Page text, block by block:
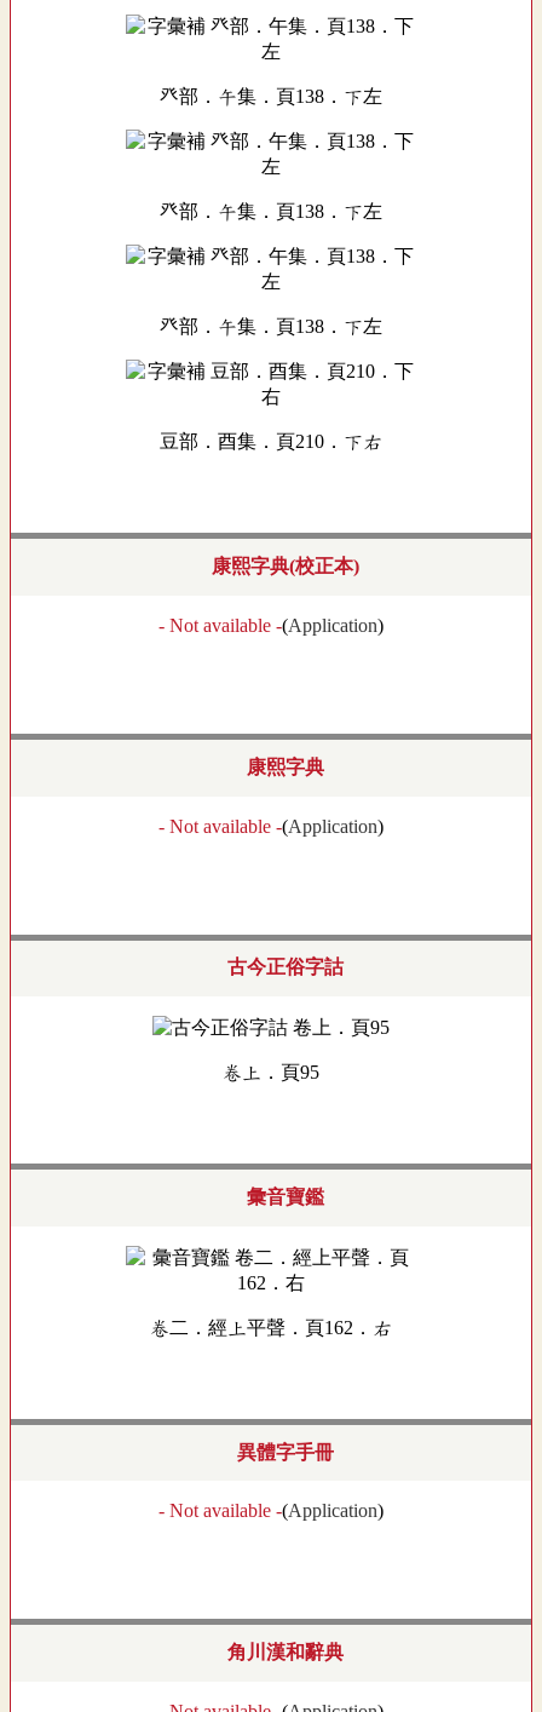
癶部．午集．頁138．下左
癶部．午集．頁138．下左
癶部．午集．頁138．下左
豆部．酉集．頁210．下右
康熙字典(校正本)
- Not available -(Application)
康熙字典
- Not available -(Application)
古今正俗字詁
卷上．頁95
彙音寶鑑
卷二．經上平聲．頁162．右
異體字手冊
- Not available -(Application)
角川漢和辭典